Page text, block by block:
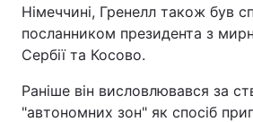
Німеччині, Гренелл також був
посланником президента з
Сербії та Косово.
Раніше він висловлювався за
"автономних зон" як спосіб